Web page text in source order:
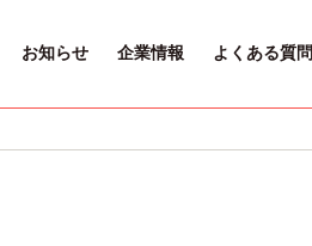
お知らせ 企業情報 よくある質問